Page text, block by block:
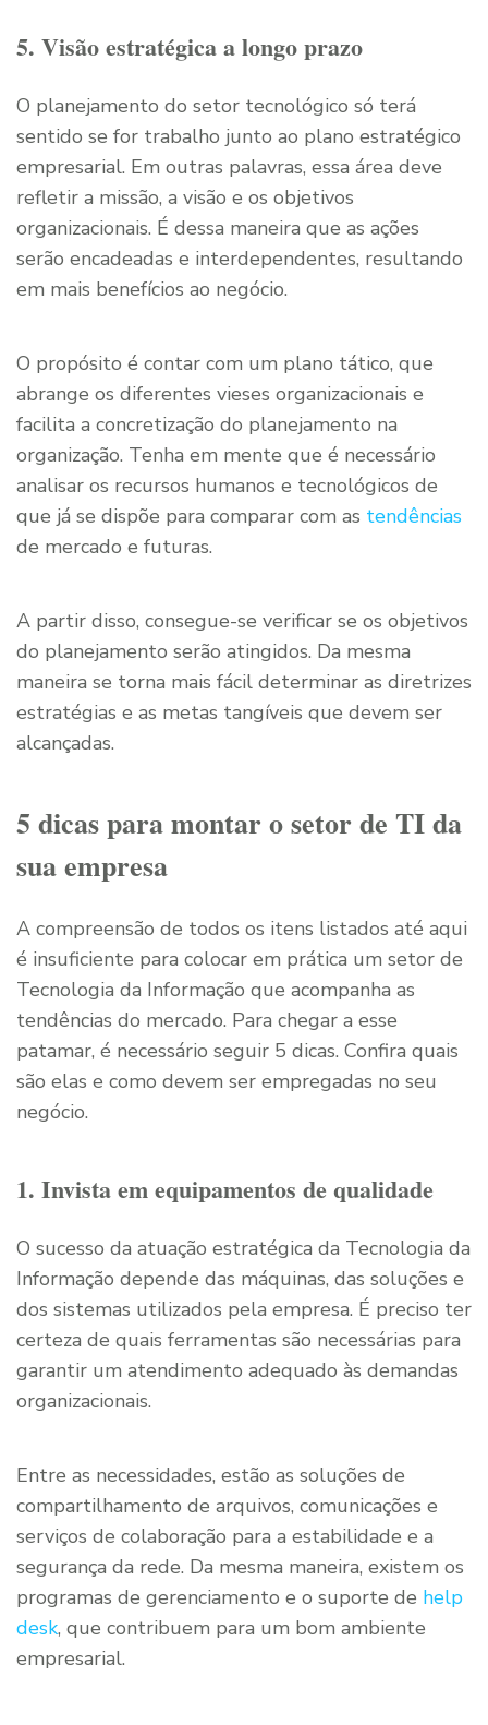
5. Visão estratégica a longo prazo
O planejamento do setor tecnológico só terá
sentido se for trabalho junto ao plano estratégico
empresarial. Em outras palavras, essa área deve
refletir a missão, a visão e os objetivos
organizacionais. É dessa maneira que as ações
serão encadeadas e interdependentes, resultando
em mais benefícios ao negócio.
O propósito é contar com um plano tático, que
abrange os diferentes vieses organizacionais e
facilita a concretização do planejamento na
organização. Tenha em mente que é necessário
analisar os recursos humanos e tecnológicos de
que já se dispõe para comparar com as tendências
de mercado e futuras.
A partir disso, consegue-se verificar se os objetivos
do planejamento serão atingidos. Da mesma
maneira se torna mais fácil determinar as diretrizes
estratégias e as metas tangíveis que devem ser
alcançadas.
5 dicas para montar o setor de TI da
sua empresa
A compreensão de todos os itens listados até aqui
é insuficiente para colocar em prática um setor de
Tecnologia da Informação que acompanha as
tendências do mercado. Para chegar a esse
patamar, é necessário seguir 5 dicas. Confira quais
são elas e como devem ser empregadas no seu
negócio.
1. Invista em equipamentos de qualidade
O sucesso da atuação estratégica da Tecnologia da
Informação depende das máquinas, das soluções e
dos sistemas utilizados pela empresa. É preciso ter
certeza de quais ferramentas são necessárias para
garantir um atendimento adequado às demandas
organizacionais.
Entre as necessidades, estão as soluções de
compartilhamento de arquivos, comunicações e
serviços de colaboração para a estabilidade e a
segurança da rede. Da mesma maneira, existem os
programas de gerenciamento e o suporte de help
desk, que contribuem para um bom ambiente
empresarial.